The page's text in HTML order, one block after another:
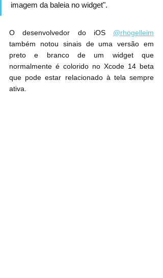
imagem da baleia no widget".
O desenvolvedor do iOS @rhogelleim
também notou sinais de uma versão em
preto e branco de um widget que
normalmente é colorido no Xcode 14 beta
que pode estar relacionado à tela sempre
ativa.